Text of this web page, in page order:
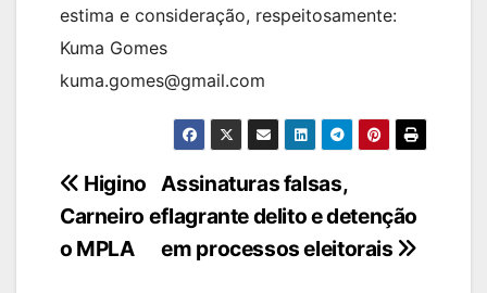
estima e consideração, respeitosamente:
Kuma Gomes
kuma.gomes@gmail.com
Navegação
de
artigos
Assinaturas falsas,
flagrante delito e detenção
em processos eleitorais
Higino
Carneiro e
o MPLA